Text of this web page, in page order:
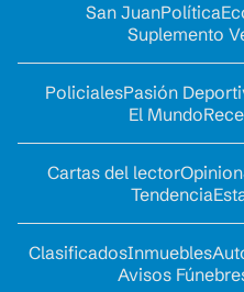
San JuanPolítica
Suplemento
PolicialesPasión
El Mundo
Cartas del lectorOpinion
Tendencia
ClasificadosInmuebles
Avisos